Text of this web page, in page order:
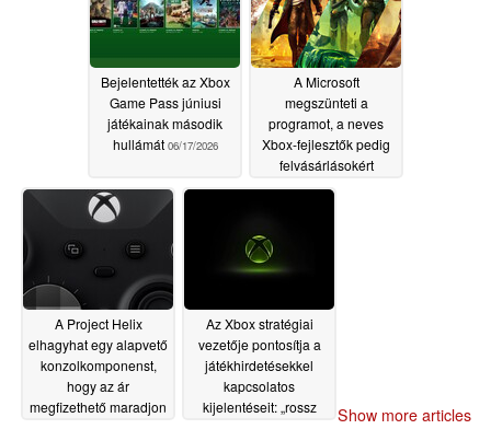
Bejelentették az Xbox
Game Pass júniusi
játékainak második
hullámát 06/17/2026
A Microsoft
megszünteti a
programot, a neves
Xbox-fejlesztők pedig
felvásárlásokért
versengenek
A Project Helix
elhagyhat egy alapvető
konzolkomponenst,
hogy az ár
megfizethető maradjon
Az Xbox stratégiai
vezetője pontosítja a
játékhirdetésekkel
kapcsolatos
kijelentéseit: „rossz
Show more articles